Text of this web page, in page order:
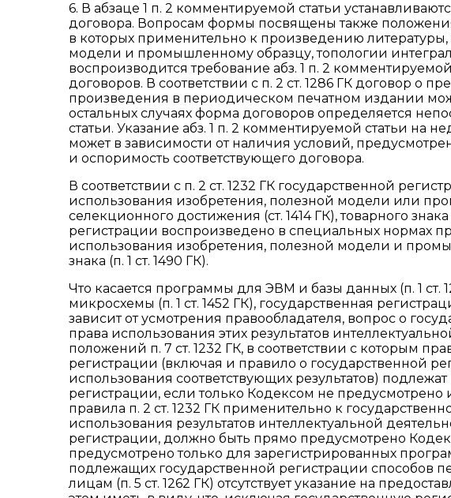
6. В абзаце 1 п. 2 комментируемой статьи
договора. Вопросам формы посвящены также положения п.
в которых применительно к произведению
модели и промышленному образцу, топологии
воспроизводится требование абз. 1 п. 2
договоров. В соответствии с п. 2 ст. 1286 ГК договор о
произведения в периодическом печатном издании
остальных случаях форма договоров определяется
статьи. Указание абз. 1 п. 2 комментируемой статьи на
может в зависимости от наличия условий,
и оспоримость соответствующего договора.
В соответствии с п. 2 ст. 1232 ГК государственной
использования изобретения, полезной модели или
селекционного достижения (ст. 1414 ГК), товарного
регистрации воспроизведено в специальных нормах
использования изобретения, полезной модели и
знака (п. 1 ст. 1490 ГК).
Что касается программы для ЭВМ и базы данных (п. 1 ст.
микросхемы (п. 1 ст. 1452 ГК), государственная
зависит от усмотрения правообладателя, вопрос о
права использования этих результатов
положений п. 7 ст. 1232 ГК, в соответствии с которым
регистрации (включая и правило о государственной
использования соответствующих результатов)
регистрации, если только Кодексом не
правила п. 2 ст. 1232 ГК применительно к
использования результатов интеллектуальной
регистрации, должно быть прямо предусмотрено
предусмотрено только для зарегистрированных
подлежащих государственной регистрации способов
лицам (п. 5 ст. 1262 ГК) отсутствует указание на